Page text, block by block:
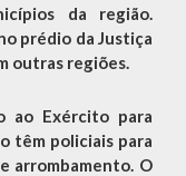
da região.
prédio da Justiça
outras regiões.
ao Exército para
têm policiais para
arrombamento. O